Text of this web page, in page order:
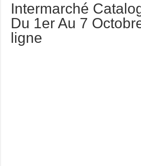
Intermarché
Du 1er Au 7
ligne